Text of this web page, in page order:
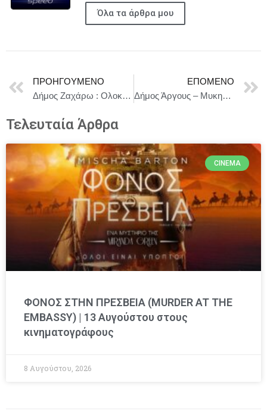
Όλα τα άρθρα μου
ΠΡΟΗΓΟΎΜΕΝΟ
Δήμος Ζαχάρω : Ολοκληρώθηκε ο εκσυγχρονισμός των ΚΕΠ Ζαχάρως και Νέας Φιγαλείας
ΕΠΌΜΕΝΟ
Δήμος Άργους – Μυκηνών : Καθημερινά, τα συνεργεία του Δήμου μας, επιχειρούν σε όλες τις δημοτικές κοινότητες, με στόχο την πρόληψη και την αποτροπή εκδήλωσης πυρκαγιών
Τελευταία Άρθρα
CINEMA
ΦΟΝΟΣ ΣΤΗΝ ΠΡΕΣΒΕΙΑ (MURDER AT THE
EMBASSY) | 13 Αυγούστου στους
κινηματογράφους
8 Αυγούστου, 2026